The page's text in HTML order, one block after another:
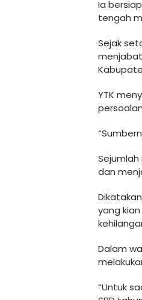
Ia
tengah
Sejak
YTK
dan
yang
Dalam
“Untuk